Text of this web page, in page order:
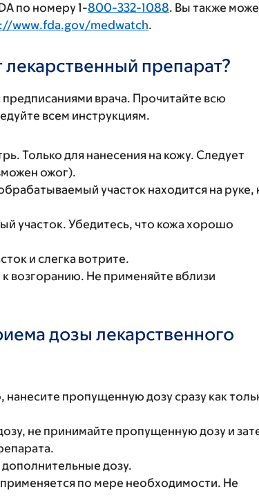
по номеру 1-800-332-1088. Вы также
www.fda.gov/medwatch.
лекарственный препарат?
врача. Прочитайте всю
всем инструкциям.
Только для нанесения на кожу. Следует
ожог).
участок находится на руке,
участок. Убедитесь, что кожа хорошо
и слегка вотрите.
возгоранию. Не применяйте вблизи
дозы лекарственного
пропущенную дозу сразу как
не принимайте пропущенную дозу и
дозу.
по мере необходимости. Не